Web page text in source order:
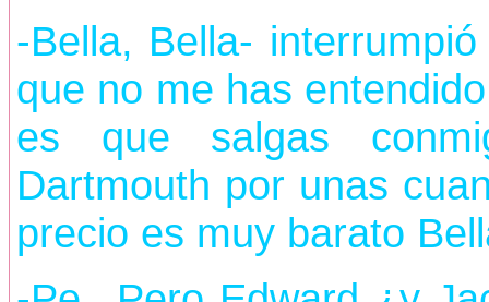
-Bella, Bella-
que no me has
es que salgas
Dartmouth por unas
precio es muy barato